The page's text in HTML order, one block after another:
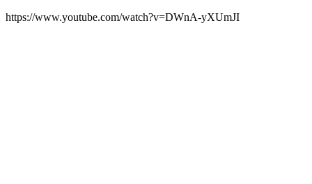
https://www.youtube.com/watch?v=DWnA-yXUmJI